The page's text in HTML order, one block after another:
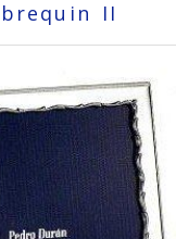
II